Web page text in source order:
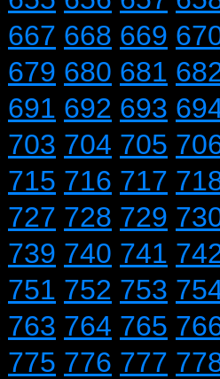
667 668 669
679 680 681
691 692 693
703 704 705
715 716 717
727 728 729
739 740 741
751 752 753
763 764 765
775 776 777